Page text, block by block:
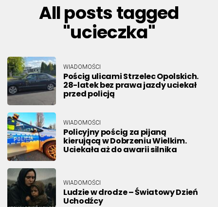
All posts tagged
"ucieczka"
WIADOMOŚCI
Pościg ulicami Strzelec Opolskich.
28-latek bez prawa jazdy uciekał
przed policją
WIADOMOŚCI
Policyjny pościg za pijaną
kierującą w Dobrzeniu Wielkim.
Uciekała aż do awarii silnika
WIADOMOŚCI
Ludzie w drodze – Światowy Dzień
Uchodźcy